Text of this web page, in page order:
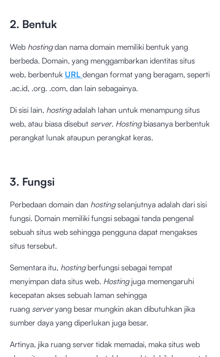
2. Bentuk
Web hostingdan nama domain memiliki bentuk yang
berbeda. Domain, yang menggambarkan identitas situs
web, berbentuk URL dengan format yang beragam, seperti
.ac.id, .org. .com, dan lain sebagainya.
Di sisi lain, hostingadalah lahan untuk menampung situs
web, atau biasa disebut server. Hosting biasanya berbentuk
perangkat lunak ataupun perangkat keras.
3. Fungsi
Perbedaan domain dan hostingselanjutnya adalah dari sisi
fungsi. Domain memiliki fungsi sebagai tanda pengenal
sebuah situs web sehingga pengguna dapat mengakses
situs tersebut.
Sementara itu, hosting berfungsi sebagai tempat
menyimpan data situs web. Hosting juga memengaruhi
kecepatan akses sebuah laman sehingga
ruang serveryang besar mungkin akan dibutuhkan jika
sumber daya yang diperlukan juga besar.
Artinya, jika ruang server tidak memadai, maka situs web